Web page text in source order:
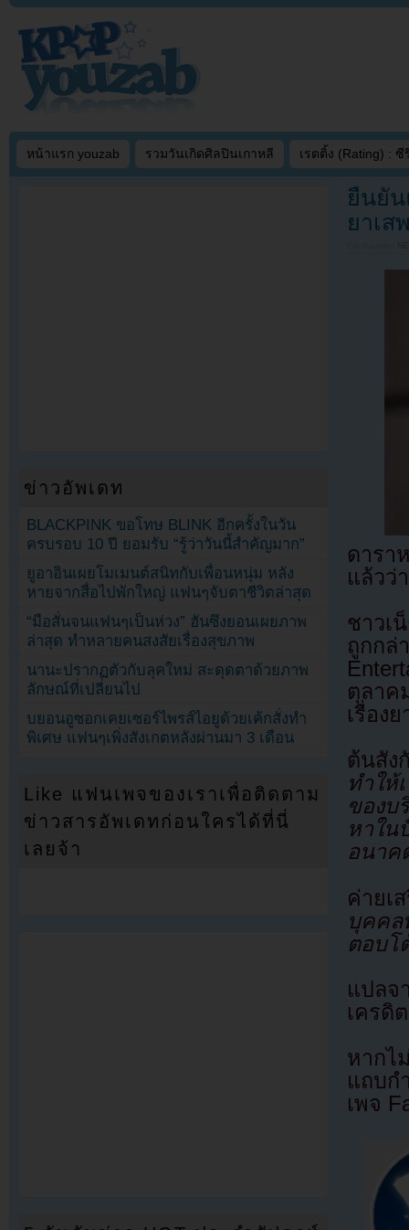
หน้าแรก youzab รวมวันเกิดศิลปินเกาหลี เรตติ้ง (Rating) : ซี
ยืนยั
ยาเส
ดารา
แล้วว่
ชาวเ
ถูกก
ตุลาค
เรื่อง
ต้นสั
ทำให้
ของบ
หาใน
อนาค
ค่าย
บุคคล
ตอบโ
แปล
เครดิ
หากไ
แถบก
เพจ
ข่าวอัพเดท
BLACKPINK ขอโทษ BLINK อีกครั้งในวัน
ครบรอบ 10 ปี ยอมรับ “รู้ว่าวันนี้สำคัญมาก”
ยูอาอินเผยโมเมนต์สนิทกับเพื่อนหนุ่ม หลัง
หายจากสื่อไปพักใหญ่ แฟนๆจับตาชีวิตล่าสุด
“มือสั่นจนแฟนๆเป็นห่วง” ฮันซึงยอนเผยภาพ
ล่าสุด ทำหลายคนสงสัยเรื่องสุขภาพ
นานะปรากฏตัวกับลุคใหม่ สะดุดตาด้วยภาพ
ลักษณ์ที่เปลี่ยนไป
บยอนอูซอกเคยเซอร์ไพรส์ไอยูด้วยเค้กสั่งทำ
พิเศษ แฟนๆเพิ่งสังเกตหลังผ่านมา 3 เดือน
Like แฟนเพจของเราเพื่อติดตาม
ข่าวสารอัพเดทก่อนใครได้ที่นี่
เลยจ้า